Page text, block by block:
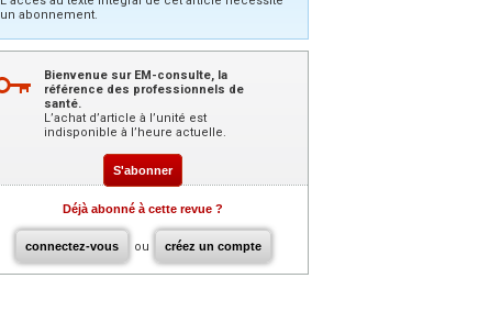
un abonnement.
Bienvenue sur EM-consulte, la
référence des professionnels de
santé.
L’achat d’article à l’unité est
indisponible à l’heure actuelle.
S'abonner
Déjà abonné à cette revue ?
connectez-vous ou créez un compte